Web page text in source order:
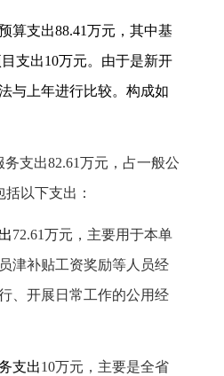
算支出88.41万元，其中基
支出10万元。由于是新开
与上年进行比较。构成如
务支出82.61万元，占一般公
括以下支出：
72.61万元，主要用于本单
津补贴工资奖励等人员经
、开展日常工作的公用经
支出10万元，主要是全省